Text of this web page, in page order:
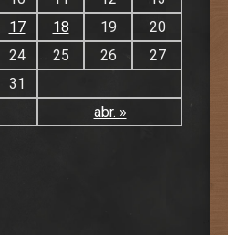
abr. »
17 18 19
20
24 25 26
27
31